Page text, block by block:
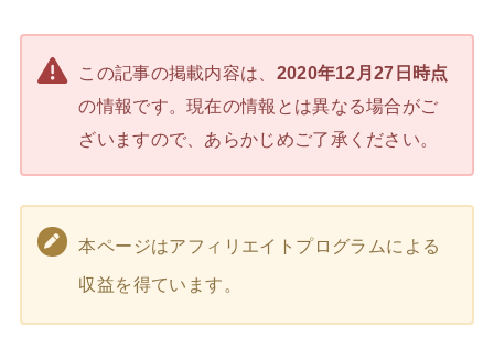
この記事の掲載内容は、 2020年12月27日時点
の情報です。現在の情報とは異なる場合がご
ざいますので、あらかじめご了承ください。
本ページはアフィリエイトプログラムによる
収益を得ています。